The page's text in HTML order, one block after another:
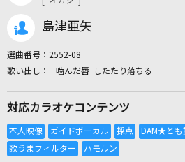
全国りれき
島津亜矢
選曲番号： 2552-08
噛んだ唇 したたり落ちる
対応カラオケコンテンツ